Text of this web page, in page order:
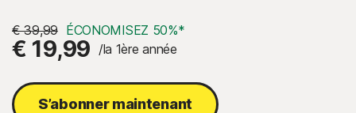
Connexion
€ 39,99 ÉCONOMISEZ 50%*
€ 19,99 /la 1ère année
S’abonner maintenant